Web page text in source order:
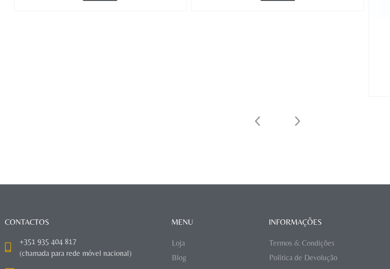
CONTACTOS
+351 935 404 817
(chamada para rede móvel nacional)
MENU
Loja
Blog
INFORMAÇÕES
Termos & Condições
Política de Devolução